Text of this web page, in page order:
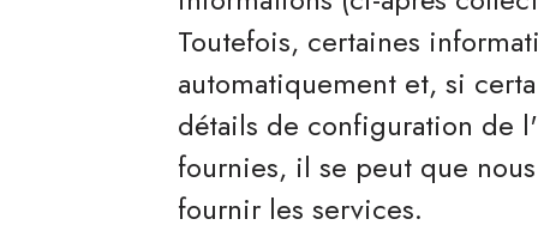
Toutefois, certaines
automatiquement et, si
détails de configuration de
fournies, il se peut que
fournir les services.